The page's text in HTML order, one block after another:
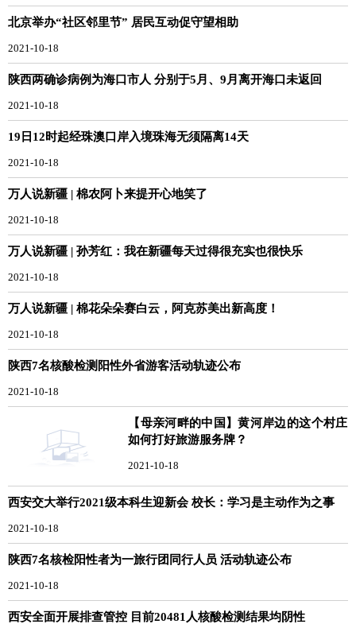
北京举办“社区邻里节” 居民互动促守望相助
2021-10-18
陕西两确诊病例为海口市人 分别于5月、9月离开海口未返回
2021-10-18
19日12时起经珠澳口岸入境珠海无须隔离14天
2021-10-18
万人说新疆 | 棉农阿卜来提开心地笑了
2021-10-18
万人说新疆 | 孙芳红：我在新疆每天过得很充实也很快乐
2021-10-18
万人说新疆 | 棉花朵朵赛白云，阿克苏美出新高度！
2021-10-18
陕西7名核酸检测阳性外省游客活动轨迹公布
2021-10-18
【母亲河畔的中国】黄河岸边的这个村庄
如何打好旅游服务牌？
2021-10-18
西安交大举行2021级本科生迎新会 校长：学习是主动作为之事
2021-10-18
陕西7名核检阳性者为一旅行团同行人员 活动轨迹公布
2021-10-18
西安全面开展排查管控 目前20481人核酸检测结果均阴性